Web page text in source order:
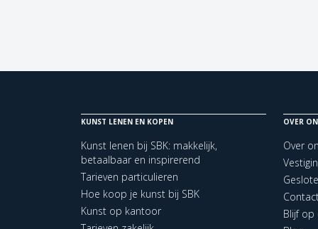
KUNST LENEN EN KOPEN
Kunst lenen bij SBK: makkelijk,
betaalbaar en inspirerend
Tarieven particulieren
Hoe koop je kunst bij SBK
Kunst op kantoor
OVER
Over
Blijf op